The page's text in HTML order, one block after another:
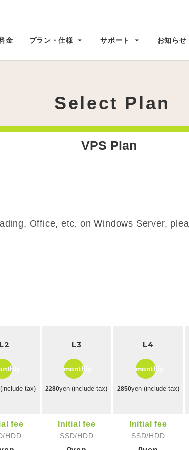
金 プラン・仕様 arrow_drop_down
サポート
arrow_drop_down
お知らせ
Select Plan
VPS Plan
Office, etc. on Windows Server,
L2
tax)
fee
HDD
L3
monthly
2280yen-(include tax)
Initial fee
SSD/HDD
L4
monthly
2850yen-(include tax)
Initial fee
SSD/HDD